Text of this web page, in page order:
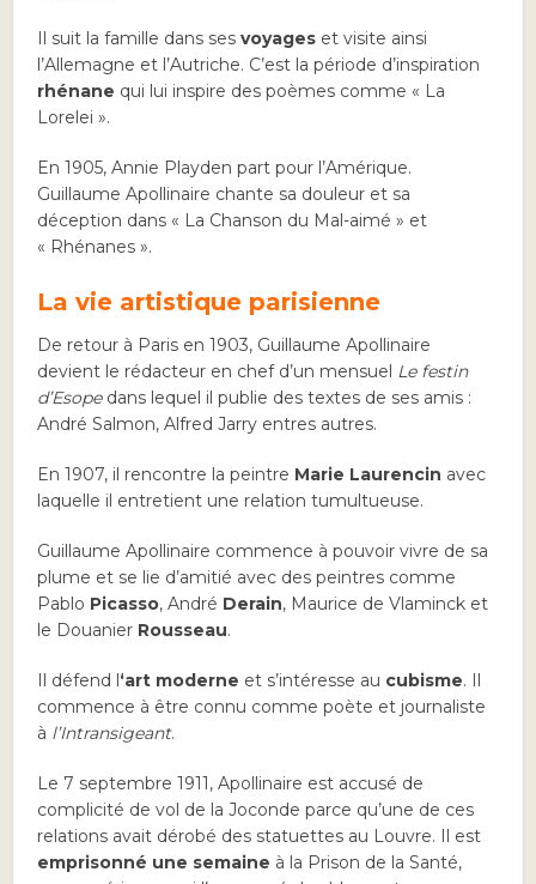
Il suit la famille dans sesvoyages et visite ainsi
l’Allemagne et l’Autriche. C’est la période d’inspiration
rhénane qui lui inspire des poèmes comme « La
Lorelei ».
En 1905, Annie Playden part pour l’Amérique.
Guillaume Apollinaire chante sa douleur et sa
déception dans « La Chanson du Mal-aimé » et
« Rhénanes ».
La vie artistique parisienne
De retour à Paris en 1903, Guillaume Apollinaire
devient le rédacteur en chef d’un mensuel Le festin
d’Esopedans lequel il publie des textes de ses amis :
André Salmon, Alfred Jarry entres autres.
En 1907, il rencontre la peintre Marie Laurencin avec
laquelle il entretient une relation tumultueuse.
Guillaume Apollinaire commence à pouvoir vivre de sa
plume et se lie d’amitié avec des peintres comme
Pablo Picasso, André Derain, Maurice de Vlaminck et
le Douanier Rousseau.
Il défend l‘art moderne et s’intéresse au cubisme. Il
commence à être connu comme poète et journaliste
à l’Intransigeant.
Le 7 septembre 1911, Apollinaire est accusé de
complicité de vol de la Joconde parce qu’une de ces
relations avait dérobé des statuettes au Louvre. Il est
emprisonné une semaine à la Prison de la Santé,